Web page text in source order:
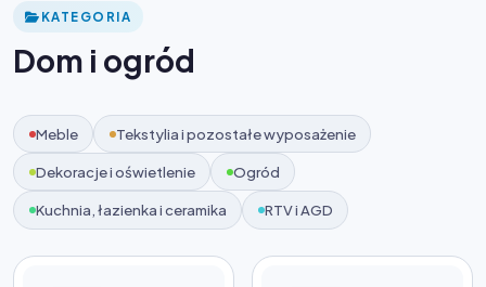
KATEGORIA
Dom i ogród
Meble Tekstylia i pozostałe wyposażenie
Dekoracje i oświetlenie Ogród
Kuchnia, łazienka i ceramika RTV i AGD